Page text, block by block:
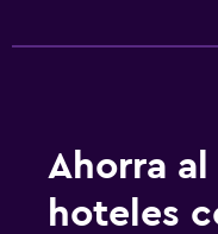
Ahorra
hoteles